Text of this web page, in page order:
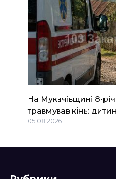
На Мукачівщині 8-
травмував кінь:
05.08.2026